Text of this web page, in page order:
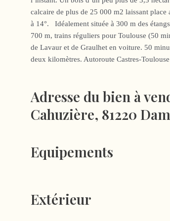
calcaire de plus de 25 000 m2 laissant
à 14°. Idéalement située à 300 m des
700 m, trains réguliers pour Toulouse (50
de Lavaur et de Graulhet en voiture. 50
deux kilomètres. Autoroute Castres-
Adresse du bien à
Cahuzière, 81220
Equipements
Extérieur